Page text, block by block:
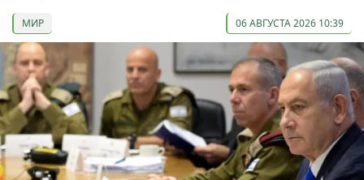
МИР 06 АВГУСТА 2026 10:39